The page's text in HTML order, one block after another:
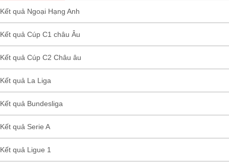
Kết quả Ngoại Hạng Anh
Kết quả Cúp C1 châu Âu
Kết quả Cúp C2 Châu âu
Kết quả La Liga
Kết quả Bundesliga
Kết quả Serie A
Kết quả Ligue 1